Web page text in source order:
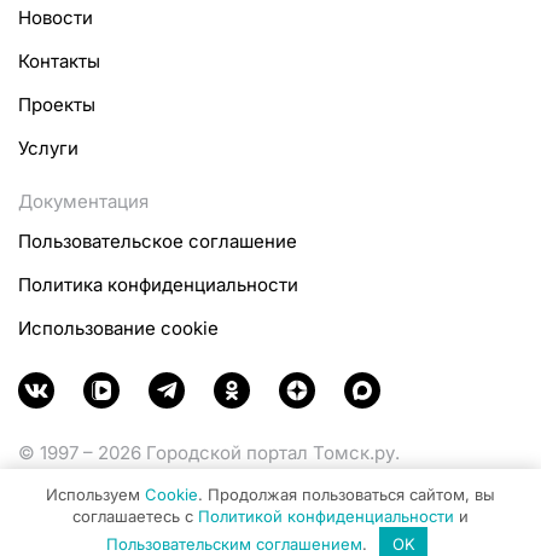
Новости
Контакты
Проекты
Услуги
Документация
Пользовательское соглашение
Политика конфиденциальности
Использование cookie
© 1997 – 2026 Городской портал Томск.ру.
Министерства цифрового развития, связи и массовых
коммуникаций Российской Федерации.
Используем Cookie. Продолжая пользоваться сайтом, вы
соглашаетесь с Политикой конфиденциальности и
Пользовательским соглашением. OK